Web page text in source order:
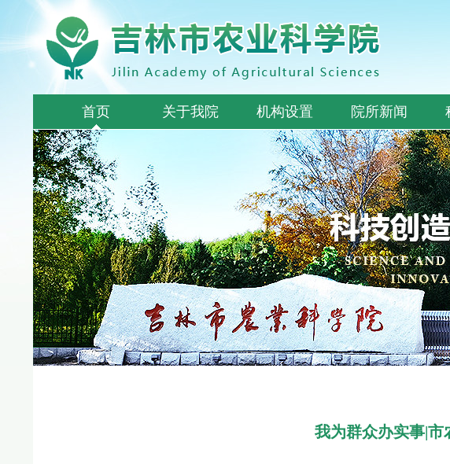
首页 关于我院 机构设置 院所新闻
我为群众办实事|市